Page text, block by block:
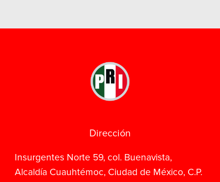
Dirección
Insurgentes Norte 59, col. Buenavista,
Alcaldía Cuauhtémoc, Ciudad de México, C.P.